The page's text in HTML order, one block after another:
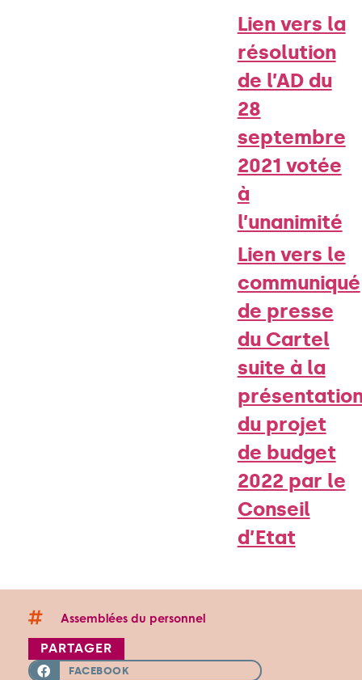
Lien vers la
résolution
de l’AD du
28
septembre
2021 votée
à
l’unanimité
Lien vers le
communiqué
de presse
du Cartel
suite à la
du projet
de budget
2022 par le
Conseil
d’Etat
Assemblées du personnel
PARTAGER
FACEBOOK